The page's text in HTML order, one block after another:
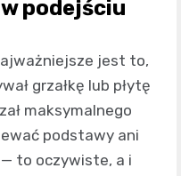
podejściu
jest to,
grzałkę lub płytę
maksymalnego
podstawy ani
to oczywiste, a i